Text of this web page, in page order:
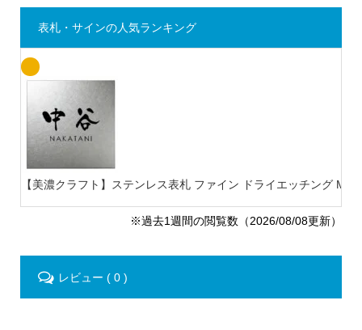
表札・サインの人気ランキング
【美濃クラフト】ステンレス表札 ファイン ドライエッチング MB-
※過去1週間の閲覧数（2026/08/08更新）
レビュー ( 0 )